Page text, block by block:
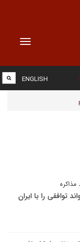
Toggle
ENGLISH
مذاکره
توافقی را با ایران